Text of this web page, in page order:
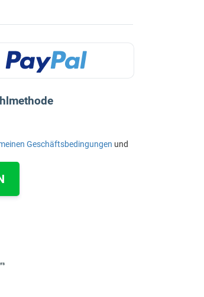
Geschäftsbedingungen und